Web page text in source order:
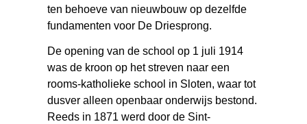
ten behoeve van nieuwbouw op dezelfde
fundamenten voor De Driesprong.
De opening van de school op 1 juli 1914
was de kroon op het streven naar een
rooms-katholieke school in Sloten, waar tot
dusver alleen openbaar onderwijs bestond.
Reeds in 1871 werd door de Sint-